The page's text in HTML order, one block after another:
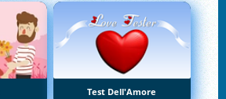
Test Dell'Amore